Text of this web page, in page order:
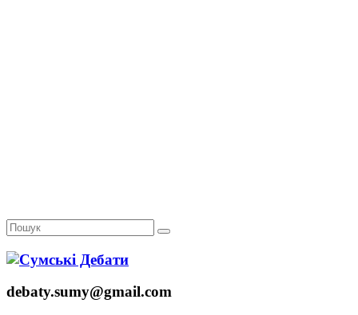
debaty.sumy@gmail.com